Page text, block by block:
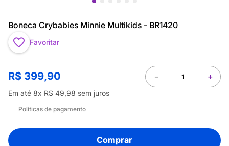
Boneca Crybabies Minnie Multikids - BR1420
Favoritar
R$ 399,90
Em até 8x R$ 49,98 sem juros
＋
－
Políticas de pagamento
Comprar